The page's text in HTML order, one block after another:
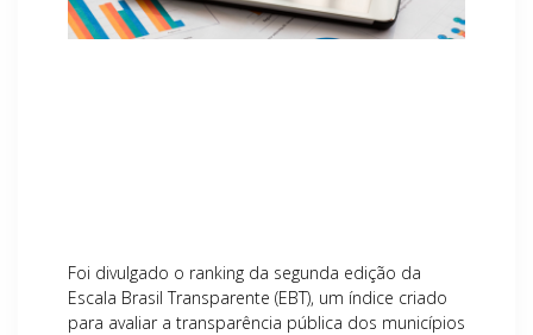
Foi divulgado o ranking da segunda edição da
Escala Brasil Transparente (EBT), um índice criado
para avaliar a transparência pública dos municípios